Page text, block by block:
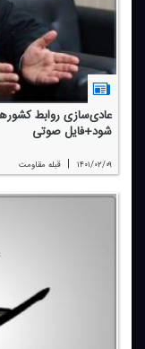
عادی‌سازی روابط
شود+فایل صوتی
۱۴۰۱/۰۲/۰۹ | قبله مقاومت